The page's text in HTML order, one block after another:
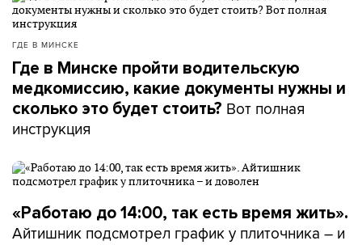
ГДЕ В МИНСКЕ
Где в Минске пройти водительскую
медкомиссию, какие документы нужны и
сколько это будет стоить? Вот полная
инструкция
«Работаю до 14:00, так есть время жить».
Айтишник подсмотрел график у плиточника – и